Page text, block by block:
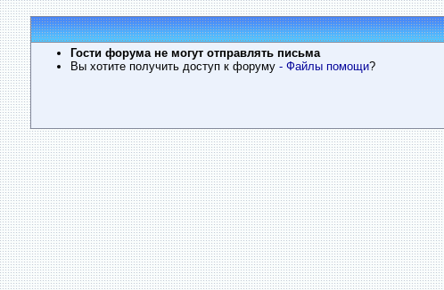
Гости форума не могут отправлять письма
Вы хотите получить доступ к форуму - Файлы помощи?